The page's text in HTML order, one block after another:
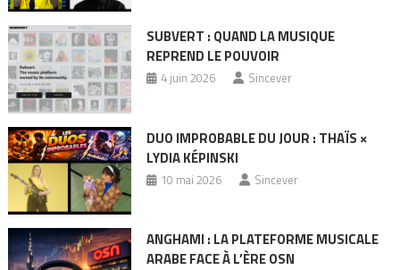
SUBVERT : QUAND LA MUSIQUE
REPREND LE POUVOIR
4 juin 2026 Sincever
DUO IMPROBABLE DU JOUR : THAÏS ×
LYDIA KÉPINSKI
10 mai 2026 Sincever
ANGHAMI : LA PLATEFORME MUSICALE
ARABE FACE À L’ÈRE OSN